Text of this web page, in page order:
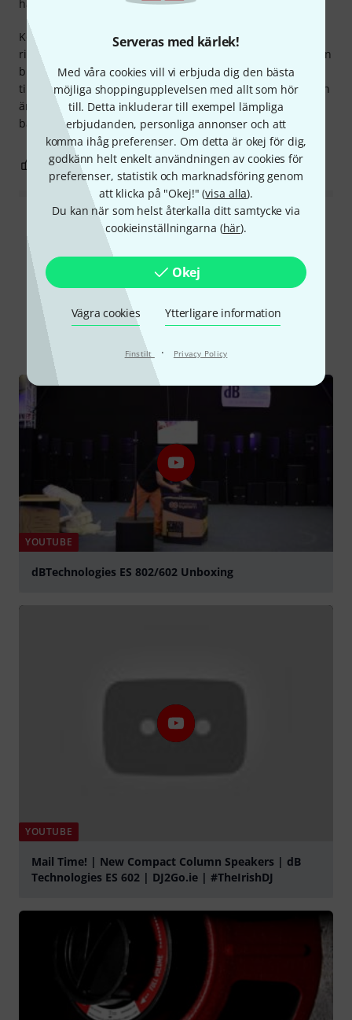
Serveras med kärlek!
Med våra cookies vill vi erbjuda dig den bästa
möjliga shoppingupplevelsen med allt som hör
till. Detta inkluderar till exempel lämpliga
erbjudanden, personliga annonser och att
komma ihåg preferenser. Om detta är okej för dig,
godkänn helt enkelt användningen av cookies för
preferenser, statistik och marknadsföring genom
att klicka på "Okej!" (visa alla).
Du kan när som helst återkalla ditt samtycke via
cookieinställningarna (här).
Okej
Vägra cookies Ytterligare information
Finstilt · Privacy Policy
Köpte 1 set men kände ganska fort att det inte räckte till
riktigt när man körde inne på en krog med ca 100 pers, man
blev nästan tvungen att maxa ljudet.. utökade med ett set
till, blev hur bra som helst, nu kan man köra på halvfart och
ändå höras bra. Behagligt ljud i dom, bra tryck och knorr i
basen och mjuka diskanter.
hantverkskvalitet
0 ANMÄL RECENSION
Läs alla recensioner
Onlineguide
YOUTUBE
dBTechnologies ES 802/602 Unboxing
YOUTUBE
Mail Time! | New Compact Column Speakers | dB
Technologies ES 602 | DJ2Go.ie | #TheIrishDJ